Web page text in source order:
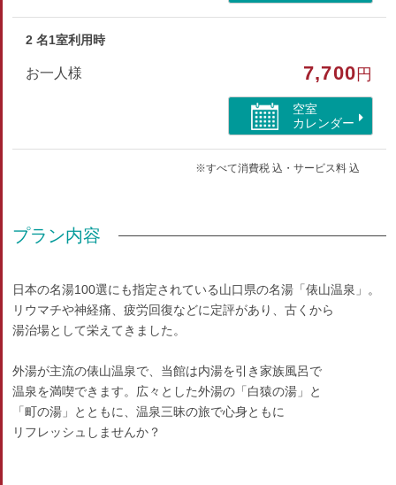
トイレ/洗浄機付トイレ
2 名1室利用時
お一人様 7,700 円
空室
カレンダー
※すべて消費税 込・サービス料 込
プラン内容
日本の名湯100選にも指定されている山口県の名湯「俵山温泉」。
リウマチや神経痛、疲労回復などに定評があり、古くから
湯治場として栄えてきました。
外湯が主流の俵山温泉で、当館は内湯を引き家族風呂で
温泉を満喫できます。広々とした外湯の「白猿の湯」と
「町の湯」とともに、温泉三昧の旅で心身ともに
リフレッシュしませんか？